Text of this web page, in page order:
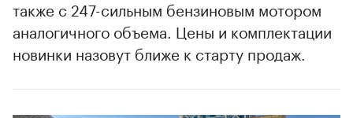
также с 247-сильным бензиновым мотором
аналогичного объема. Цены и комплектации
новинки назовут ближе к старту продаж.